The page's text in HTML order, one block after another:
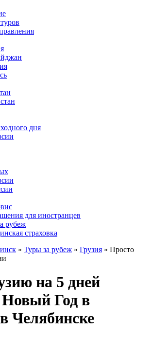
дня
для иностранцев
рубеж
страховка
» Туры за рубеж » Грузия » Просто
на 5 дней
Год в
Челябинске